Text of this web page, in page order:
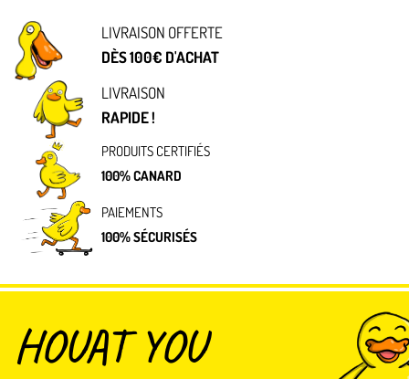
LIVRAISON OFFERTE
DÈS 100€ D'ACHAT
LIVRAISON
RAPIDE !
PRODUITS CERTIFIÉS
100% CANARD
PAIEMENTS
100% SÉCURISÉS
HOUAT YOU